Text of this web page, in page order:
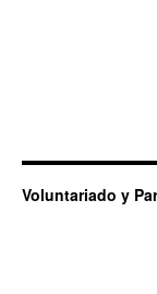
Voluntariado y